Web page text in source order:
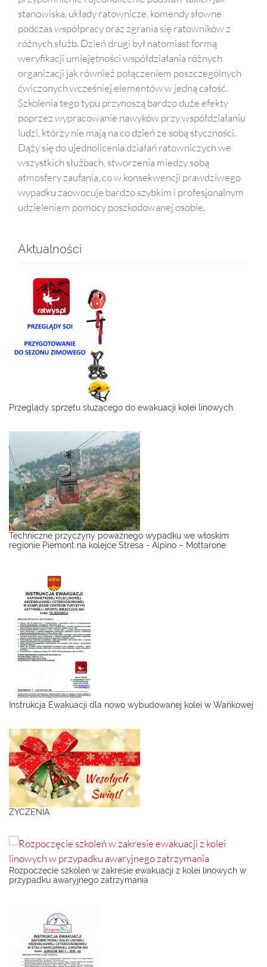
stanowiska, układy ratownicze, komendy słowne
podczas współpracy oraz zgrania się ratowników z
różnych służb. Dzień drugi był natomiast formą
weryfikacji umiejętności współdziałania różnych
organizacji jak również połączeniem poszczególnych
ćwiczonych wcześniej elementów w jedną całość.
Szkolenia tego typu przynoszą bardzo duże efekty
poprzez wypracowanie nawyków przy współdziałaniu
ludzi, którzy nie mają na co dzień ze sobą styczności.
Dąży się do ujednolicenia działań ratowniczych we
wszystkich służbach, stworzenia miedzy sobą
atmosfery zaufania, co w konsekwencji prawdziwego
wypadku zaowocuje bardzo szybkim i profesjonalnym
udzieleniem pomocy poszkodowanej osobie.
Aktualności
Przeglądy sprzętu służącego do ewakuacji kolei linowych.
Techniczne przyczyny poważnego wypadku we włoskim
regionie Piemont na kolejce Stresa - Alpino – Mottarone
Instrukcja Ewakuacji dla nowo wybudowanej kolei w Wańkowej
ŻYCZENIA
Rozpoczęcie szkoleń w zakresie ewakuacji z kolei linowych w
przypadku awaryjnego zatrzymania